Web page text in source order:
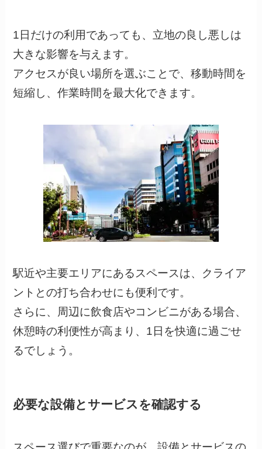
1日だけの利用であっても、立地の良し悪しは
大きな影響を与えます。
アクセスが良い場所を選ぶことで、移動時間を
短縮し、作業時間を最大化できます。
駅近や主要エリアにあるスペースは、クライア
ントとの打ち合わせにも便利です。
さらに、周辺に飲食店やコンビニがある場合、
休憩時の利便性が高まり、1日を快適に過ごせ
るでしょう。
必要な設備とサービスを確認する